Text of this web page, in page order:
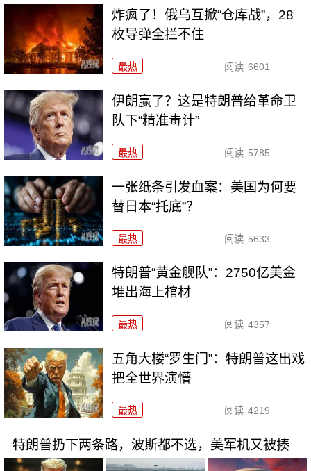
炸疯了！俄乌互掀“仓库战”，28
枚导弹全拦不住
最热 阅读 6601
伊朗赢了？这是特朗普给革命卫
队下“精准毒计”
最热 阅读 5785
一张纸条引发血案：美国为何要
替日本“托底”？
最热 阅读 5633
特朗普“黄金舰队”：2750亿美金
堆出海上棺材
最热 阅读 4357
五角大楼“罗生门”：特朗普这出戏
把全世界演懵
最热 阅读 4219
特朗普扔下两条路，波斯都不选，美军机又被揍